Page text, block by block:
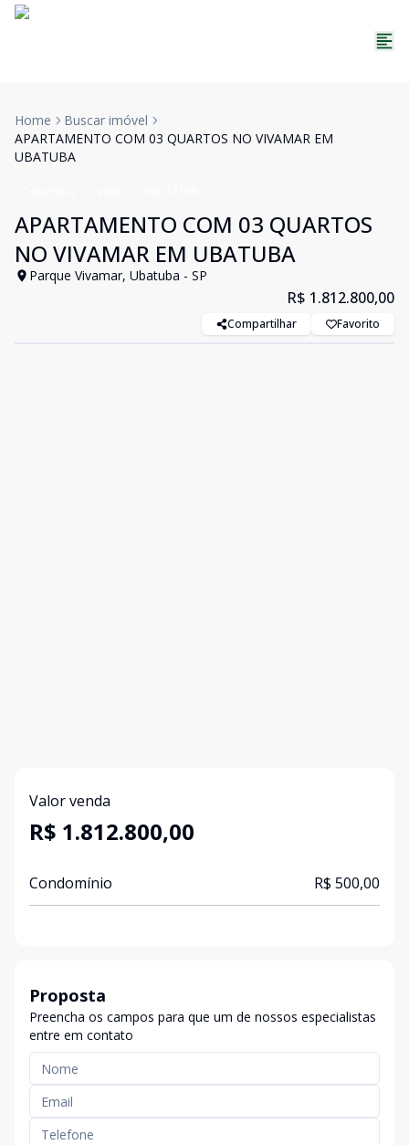
Home
Buscar imóvel
APARTAMENTO COM 03 QUARTOS NO VIVAMAR EM
UBATUBA
APARTAMENTO COM 03 QUARTOS
NO VIVAMAR EM UBATUBA
Parque Vivamar, Ubatuba - SP
R$ 1.812.800,00
Compartilhar Favorito
Valor venda
R$ 1.812.800,00
Condomínio R$ 500,00
Proposta
Preencha os campos para que um de nossos especialistas
entre em contato